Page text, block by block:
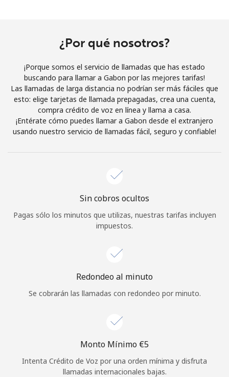
Únete
¡Hola!
Inicia sesión oREGÍSTRATE →
¿Olvidaste tu contraseña? →
o
Continuar con
¿Por qué nosotros?
¡Porque somos el servicio de llamadas que has estado
buscando para llamar a Gabon por las mejores tarifas!
Las llamadas de larga distancia no podrían ser más fáciles que
esto: elige tarjetas de llamada prepagadas, crea una cuenta,
compra crédito de voz en línea y llama a casa.
¡Entérate cómo puedes llamar a Gabon desde el extranjero
usando nuestro servicio de llamadas fácil, seguro y confiable!
Sin cobros ocultos
Pagas sólo los minutos que utilizas, nuestras tarifas incluyen
impuestos.
Redondeo al minuto
Se cobrarán las llamadas con redondeo por minuto.
Monto Mínimo ⁦€5⁩
Intenta Crédito de Voz por una orden mínima y disfruta
llamadas internacionales bajas.